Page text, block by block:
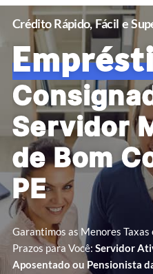
Crédito Rápido, Fácil e
Servidor
de Bom
PE
Garantimos as Menores
Prazos para Você: Servidor
Aposentado ou Pensionista